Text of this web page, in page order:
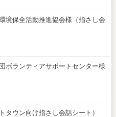
境保全活動推進協会様（指さし会
ボランティアサポートセンター様
タウン向け指さし会話シート）